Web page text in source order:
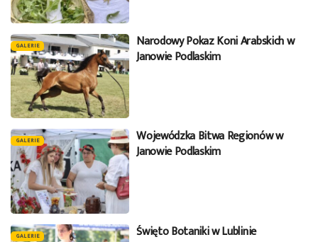
GALERIE
Narodowy Pokaz Koni Arabskich w
Janowie Podlaskim
GALERIE
Wojewódzka Bitwa Regionów w
Janowie Podlaskim
GALERIE Święto Botaniki w Lublinie